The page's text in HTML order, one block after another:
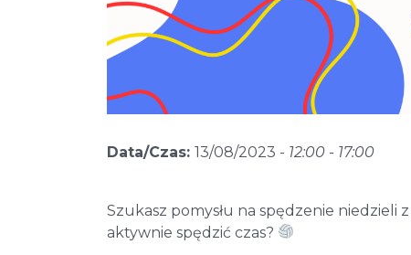
Data/Czas: 13/08/2023 - 12:00 - 17:00
Szukasz pomysłu na spędzenie niedzieli
aktywnie spędzić czas?